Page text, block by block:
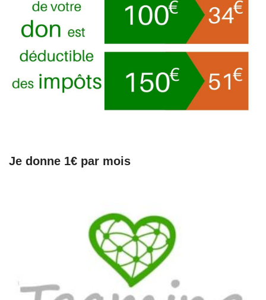
Je donne 1€ par mois